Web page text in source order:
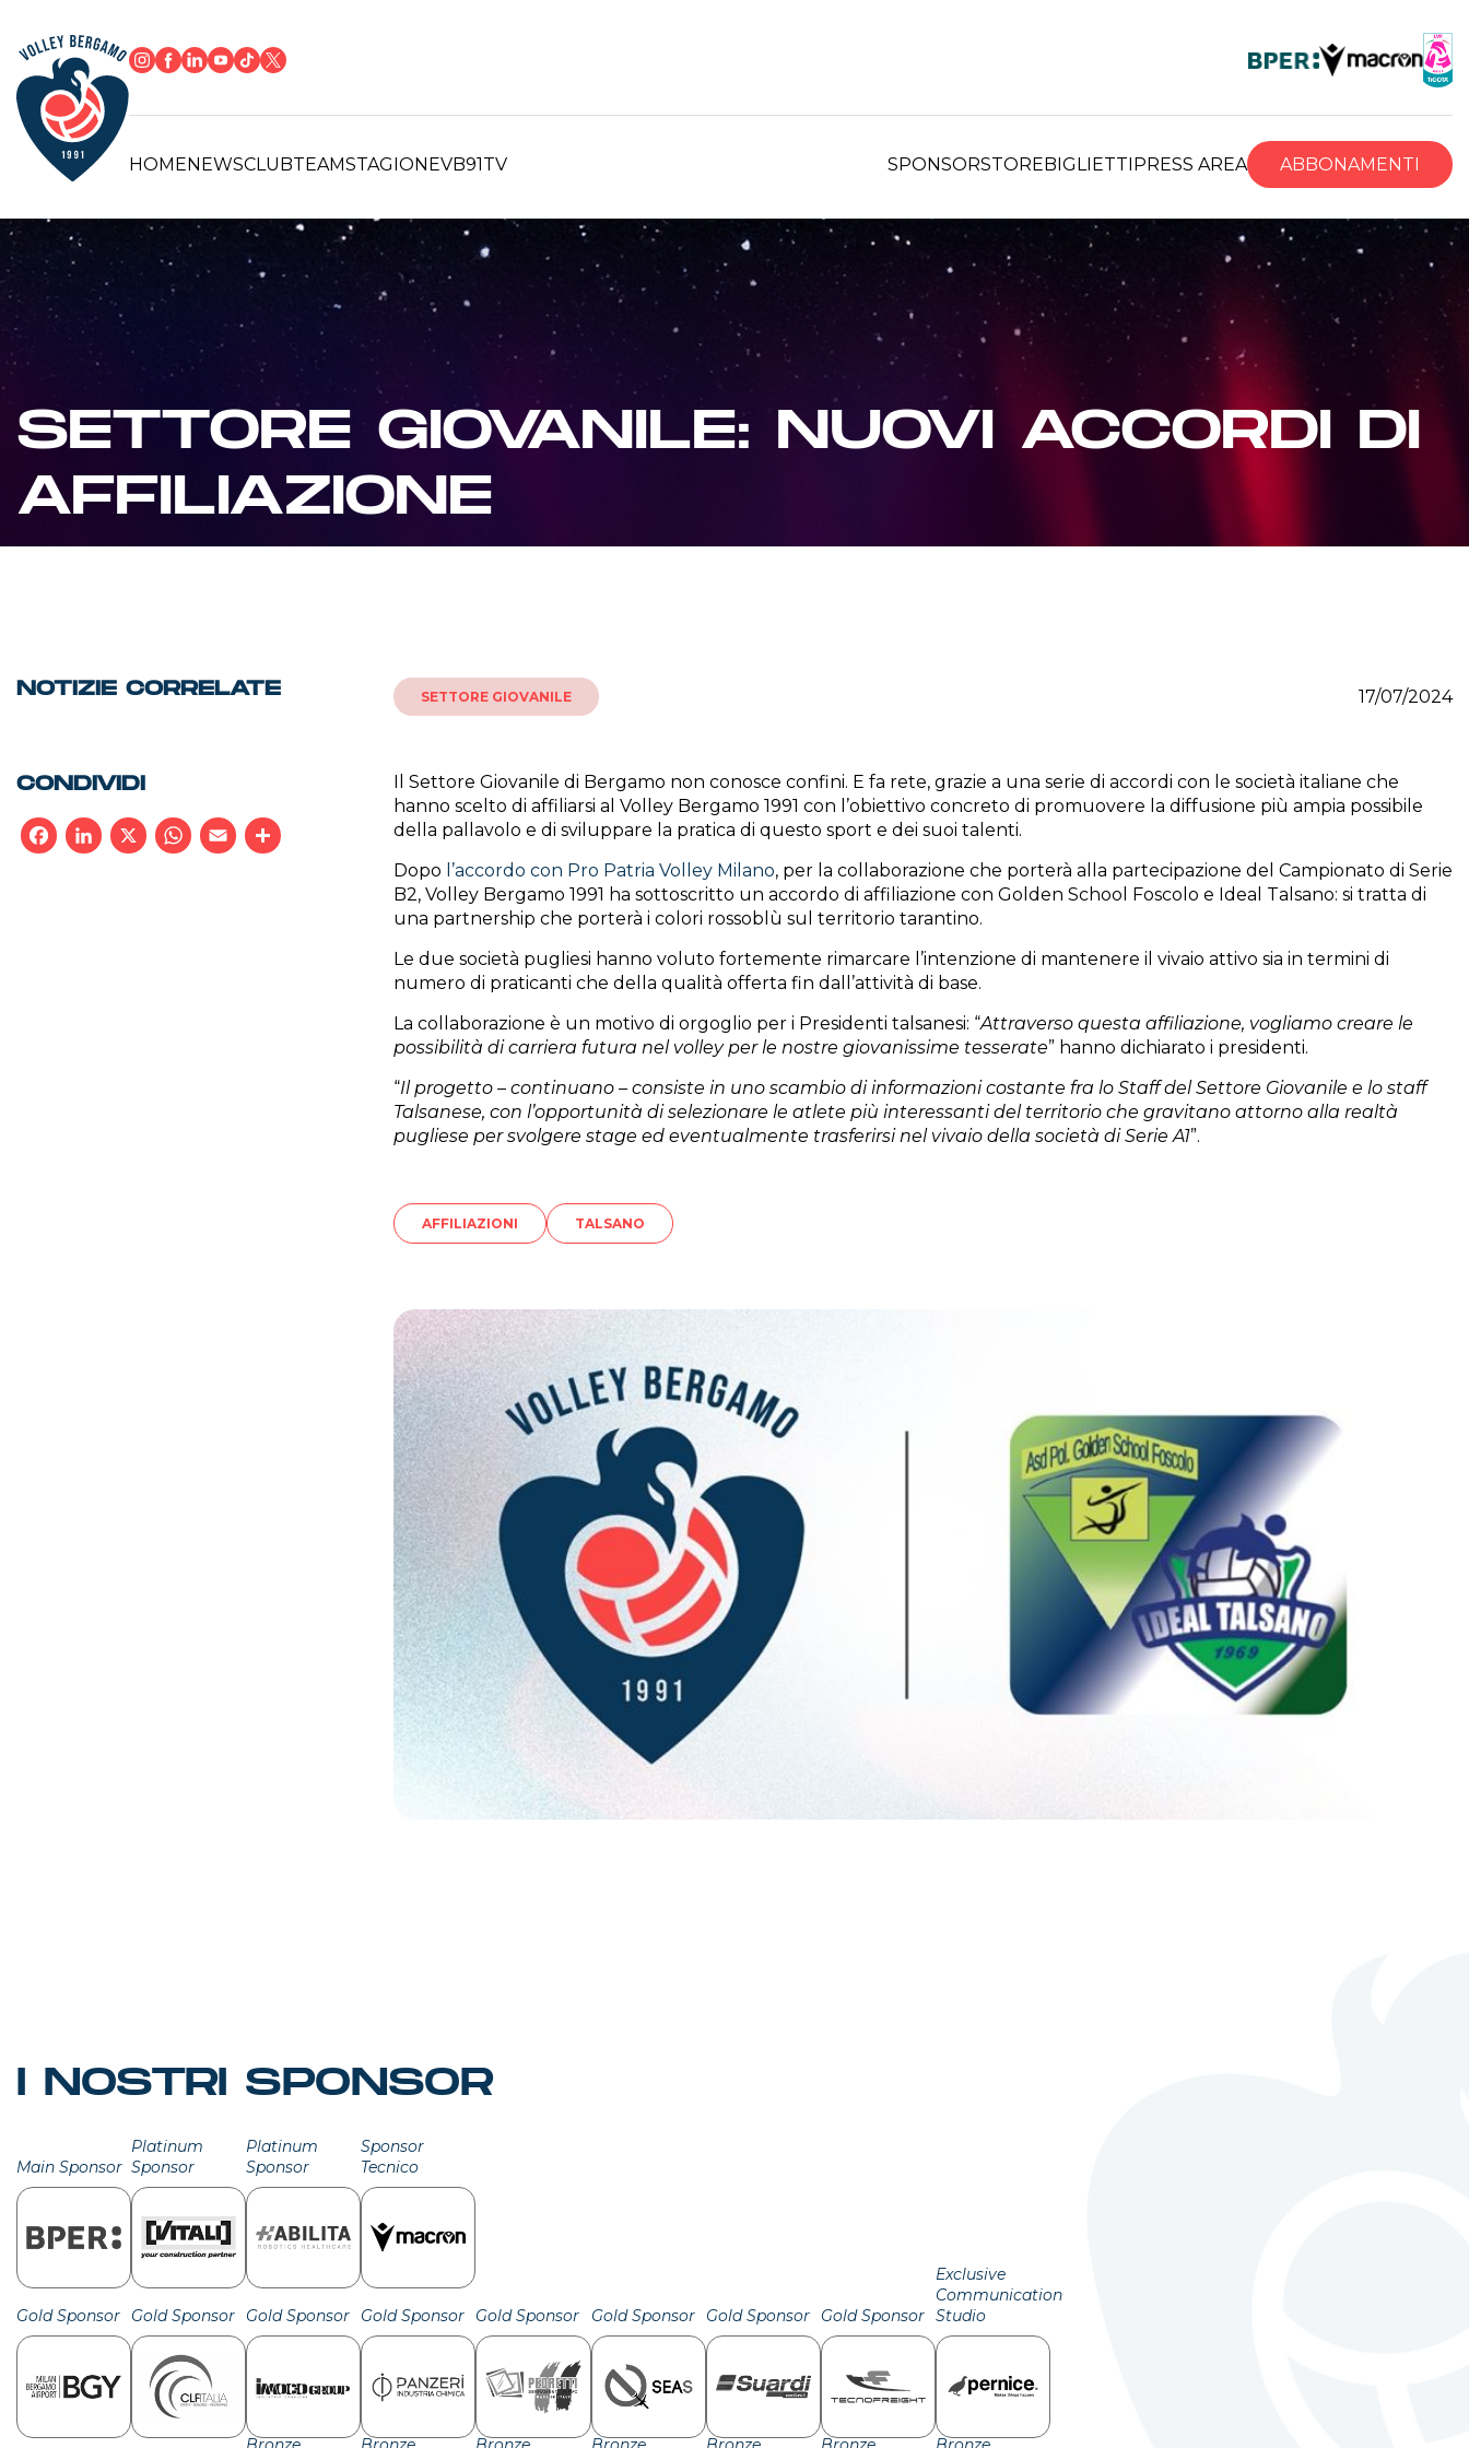
HOMENEWSCLUBTEAMSTAGIONEVB91TV SPONSORSTOREBIGLIETTIPRESS AREA ABBONAMENTI
SETTORE GIOVANILE: NUOVI ACCORDI DI
AFFILIAZIONE
NOTIZIE CORRELATE
CONDIVIDI
SETTORE GIOVANILE 17/07/2024
Il Settore Giovanile di Bergamo non conosce confini. E fa rete, grazie a una serie di accordi con le società italiane che
hanno scelto di affiliarsi al Volley Bergamo 1991 con l’obiettivo concreto di promuovere la diffusione più ampia possibile
della pallavolo e di sviluppare la pratica di questo sport e dei suoi talenti.
Dopo l’accordo con Pro Patria Volley Milano, per la collaborazione che porterà alla partecipazione del Campionato di Serie
B2, Volley Bergamo 1991 ha sottoscritto un accordo di affiliazione con Golden School Foscolo e Ideal Talsano: si tratta di
una partnership che porterà i colori rossoblù sul territorio tarantino.
Le due società pugliesi hanno voluto fortemente rimarcare l’intenzione di mantenere il vivaio attivo sia in termini di
numero di praticanti che della qualità offerta fin dall’attività di base.
La collaborazione è un motivo di orgoglio per i Presidenti talsanesi: “Attraverso questa affiliazione, vogliamo creare le
possibilità di carriera futura nel volley per le nostre giovanissime tesserate” hanno dichiarato i presidenti.
“Il progetto – continuano – consiste in uno scambio di informazioni costante fra lo Staff del Settore Giovanile e lo staff
Talsanese, con l’opportunità di selezionare le atlete più interessanti del territorio che gravitano attorno alla realtà
pugliese per svolgere stage ed eventualmente trasferirsi nel vivaio della società di Serie A1”.
AFFILIAZIONI TALSANO
I NOSTRI SPONSOR
Main Sponsor
Platinum
Sponsor
Platinum
Sponsor
Sponsor
Tecnico
Gold Sponsor Gold Sponsor Gold Sponsor Gold Sponsor Gold Sponsor Gold Sponsor Gold Sponsor Gold Sponsor
Exclusive
Communication
Studio